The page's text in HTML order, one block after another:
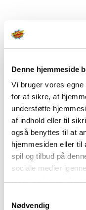
Denne hjemmeside
Vi bruger vores
for at sikre, at
understøtte
af indhold eller til
også benyttes til at
hjemmesiden eller
spil og tilbud på
sociale medier
Du kan læse mere
Nødvendig